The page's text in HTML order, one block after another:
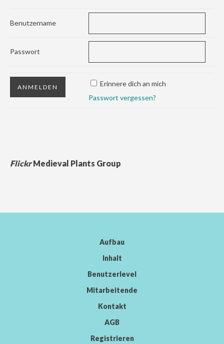
Benutzername
Passwort
Erinnere dich an mich
Passwort vergessen?
FlickrMedieval Plants Group
Aufbau
Inhalt
Benutzerlevel
Mitarbeitende
Kontakt
AGB
Registrieren